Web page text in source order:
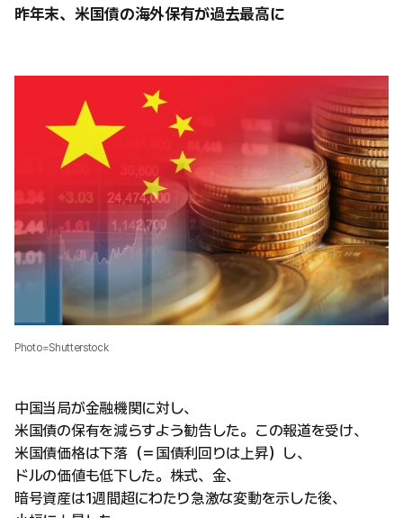
昨年末、米国債の海外保有が過去最高に
Photo=Shutterstock
中国当局が金融機関に対し、
米国債の保有を減らすよう勧告した。この報道を受け、
米国債価格は下落（＝国債利回りは上昇）し、
ドルの価値も低下した。株式、金、
暗号資産は1週間超にわたり急激な変動を示した後、